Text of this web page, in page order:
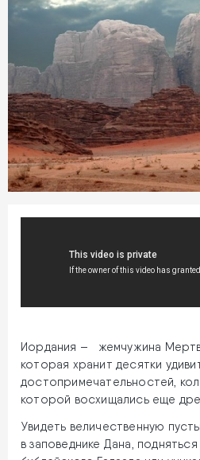
Иордания – жемчужина
которая хранит десятки
достопримечательностей,
которой восхищались еще
Увидеть величественную
в заповеднике Дана,